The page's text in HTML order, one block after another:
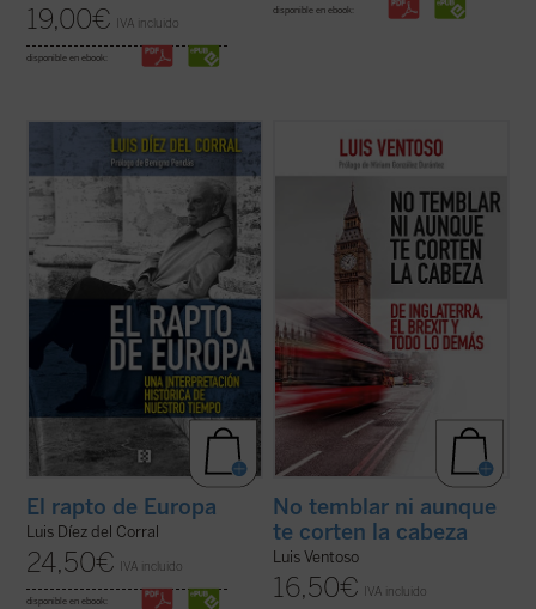
19,00€ IVA incluido
disponible en ebook:
disponible en ebook:
El rapto de Europa constituye uno de los
más importantes proyectos de
interpretación histórica sobre Europa
elaborados en el siglo XX, además de un
lúcido diagnóstico profético de la
incertidumbre que se ha ido apoderando en
El rapto de Europa
Luis Díez del Corral
24,50€ IVA incluido
disponible en ebook:
Luis Ventoso, columnista y director adjunto
y apasionado de lo inglés, ha
estudiado a los ingleses y a su país con una
profundo. El resultado de su exploración
durante años de residencia ... (ver ficha)
No temblar ni aunque
te corten la cabeza
Luis Ventoso
16,50€ IVA incluido